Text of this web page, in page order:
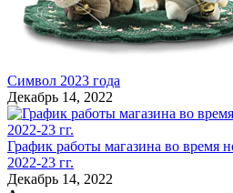
Символ 2023 года
Декабрь 14, 2022
График работы магазина во время
2022-23 гг.
Декабрь 14, 2022